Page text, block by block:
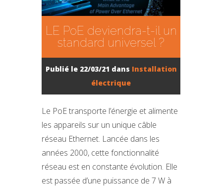
LE PoE deviendra-t-il un
standard universel ?
Publié le 22/03/21 dans Installation
électrique
Le PoE transporte l’énergie et alimente
les appareils sur un unique câble
réseau Ethernet. Lancée dans les
années 2000, cette fonctionnalité
réseau est en constante évolution. Elle
est passée d’une puissance de 7 W à